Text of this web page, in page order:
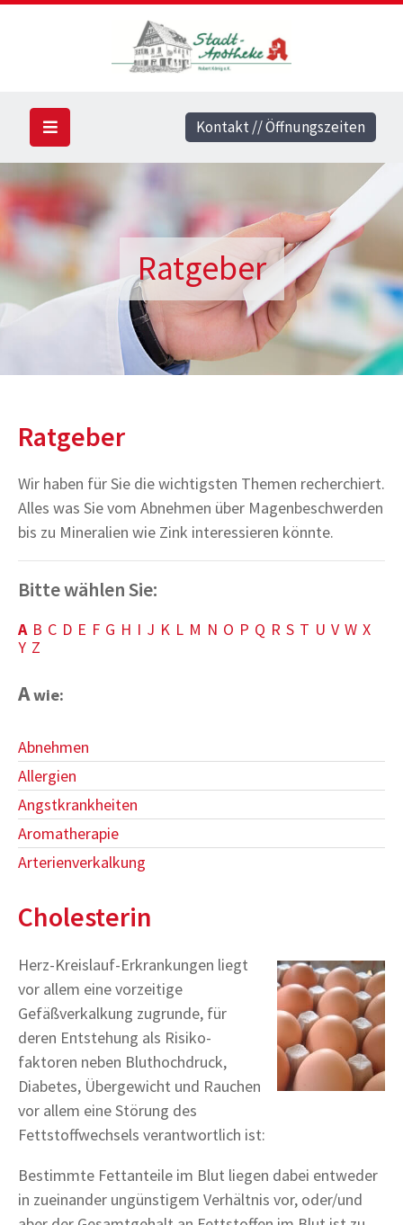
Ratgeber
Ratgeber
Wir haben für Sie die wichtigsten Themen recherchiert.
Alles was Sie vom Abnehmen über Magenbeschwerden
bis zu Mineralien wie Zink interessieren könnte.
Bitte wählen Sie:
A B C D E F G H I J K L M N O P Q R S T U V W X
Y Z
Awie:
Abnehmen
Allergien
Angstkrankheiten
Aromatherapie
Arterienverkalkung
Cholesterin
Herz-Kreislauf-Erkrankungen liegt
vor allem eine vorzeitige
Gefäßverkalkung zugrunde, für
deren Entstehung als Risiko-
faktoren neben Bluthochdruck,
Diabetes, Übergewicht und Rauchen
vor allem eine Störung des
Fettstoffwechsels verantwortlich ist:
Bestimmte Fettanteile im Blut liegen dabei entweder
in zueinander ungünstigem Verhältnis vor, oder/und
Kontakt // Öffnungszeiten